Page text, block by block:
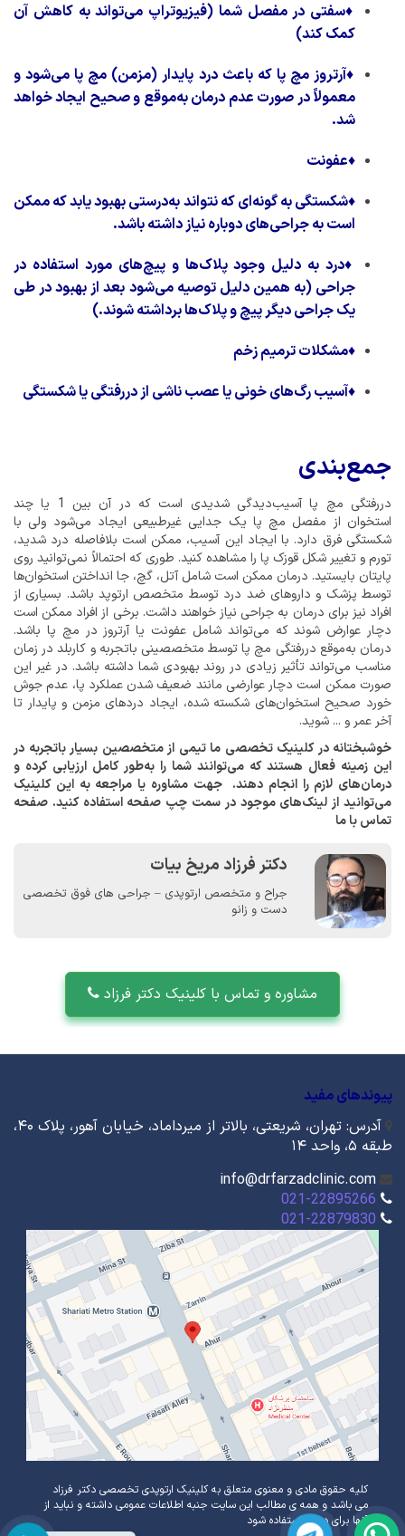
♦سفتی در مفصل شما (فیزیوتراپ می‌تواند به کاهش آن
کمک کند)
♦آرتروز مچ پا که باعث درد پایدار (مزمن) مچ پا می‌شود و
معمولاً در صورت عدم درمان به‌موقع و صحیح ایجاد خواهد
شد.
♦عفونت
♦شکستگی به گونه‌ای که نتواند به‌درستی بهبود یابد که ممکن
است به جراحی‌های دوباره نیاز داشته باشد.
♦درد به دلیل وجود پلاک‌ها و پیچ‌های مورد استفاده در
جراحی (به همین دلیل توصیه می‌شود بعد از بهبود در طی
یک جراحی دیگر پیچ و پلاک‌ها برداشته شوند.)
♦مشکلات ترمیم زخم
♦آسیب رگ‌های خونی یا عصب ناشی از دررفتگی یا شکستگی
جمع‌بندی
دررفتگی مچ پا آسیب‌دیدگی شدیدی است که در آن بین 1 یا چند
استخوان از مفصل مچ پا یک جدایی غیرطبیعی ایجاد می‌شود ولی با
شکستگی فرق دارد. با ایجاد این آسیب، ممکن است بلافاصله درد شدید،
تورم و تغییر شکل قوزک پا را مشاهده کنید. طوری که احتمالاً نمی‌توانید روی
پایتان بایستید. درمان ممکن است شامل آتل، گچ، جا انداختن استخوان‌ها
توسط پزشک و داروهای ضد درد توسط متخصص ارتوپد باشد. بسیاری از
افراد نیز برای درمان به جراحی نیاز خواهند داشت. برخی از افراد ممکن است
دچار عوارض شوند که می‌تواند شامل عفونت یا آرتروز در مچ پا باشد.
درمان به‌موقع دررفتگی مچ پا توسط متخصصینی باتجربه و کاربلد در زمان
مناسب می‌تواند تأثیر زیادی در روند بهبودی شما داشته باشد. در غیر این
صورت ممکن است دچار عوارضی مانند ضعیف شدن عملکرد پا، عدم جوش
خورد صحیح استخوان‌های شکسته شده، ایجاد دردهای مزمن و پایدار تا
آخر عمر و ... شوید.
خوشبختانه در کلینیک تخصصی ما تیمی از متخصصین بسیار باتجربه در
این زمینه فعال هستند که می‌توانند شما را به‌طور کامل ارزیابی کرده و
درمان‌های لازم را انجام دهند. جهت مشاوره یا مراجعه به این کلینیک
می‌توانید از لینک‌های موجود در سمت چپ صفحه استفاده کنید. صفحه
تماس با ما
دکتر فرزاد مریخ بیات
جراح و متخصص ارتوپدی – جراحی های فوق تخصصی
دست و زانو
مشاوره و تماس با کلینیک دکتر فرزاد
پیوندهای مفید
آدرس: تهران، شریعتی، بالاتر از میرداماد، خیابان آهور، پلاک ۴۰،
طبقه ۵، واحد ۱۴
info@drfarzadclinic.com
021-22895266
021-22879830
کلیه حقوق مادی و معنوی متعلق به کلینیک ارتوپدی تخصصی دکتر فرزاد
می باشد و همه ی مطالب این سایت جنبه اطلاعات عمومی داشته و نباید از
آنها برای درمان استفاده شود